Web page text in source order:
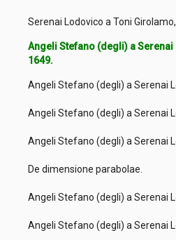
Serenai Lodovico a Toni
Angeli Stefano (degli) a
1649.
Angeli Stefano (degli) a Serenai
Angeli Stefano (degli) a Serenai
Angeli Stefano (degli) a Serenai
De dimensione parabolae.
Angeli Stefano (degli) a Serenai
Angeli Stefano (degli) a Serenai